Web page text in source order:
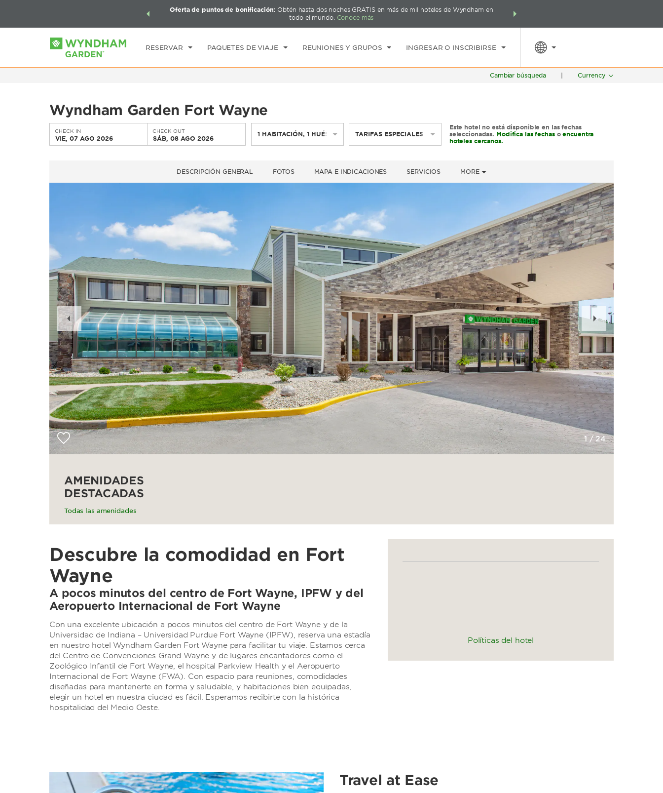
de viaje de Wyndham, además, gana puntos
Oferta de puntos de bonificación: Obtén hasta dos noches GRATIS en más de mil hoteles de Wyndham en
todo el mundo. Conoce más
Agrupa tu hotel, vuelos y mucho más con los
RESERVAR PAQUETES DE VIAJE REUNIONES Y GRUPOS INGRESAR O INSCRIBIRSE
CHECK IN CHECK OUT
SÁB, 08 AGO 2026
1 TARIFAS ESPECIALES
Cambiar búsqueda Currency
Wyndham Garden Fort Wayne
CHECK IN
VIE, 07 AGO 2026
CHECK OUT
SÁB, 08 AGO 2026
1 HABITACIÓN,1 HUÉSPED TARIFAS ESPECIALES
Este hotel no está disponible en las fechas
seleccionadas. Modifica las fechasoencuentra
hoteles cercanos.
DESCRIPCIÓN GENERAL FOTOS MAPA E INDICACIONES SERVICIOS MORE
1/24
Previous
Slide
Next
Slide
AMENIDADES
DESTACADAS
Todas las amenidades
Políticas del hotel
Descubre la comodidad en Fort
Wayne
A pocos minutos del centro de Fort Wayne, IPFW y del
Aeropuerto Internacional de Fort Wayne
Con una excelente ubicación a pocos minutos del centro de Fort Wayne y de la
Universidad de Indiana – Universidad Purdue Fort Wayne (IPFW), reserva una estadía
en nuestro hotel Wyndham Garden Fort Wayne para facilitar tu viaje. Estamos cerca
del Centro de Convenciones Grand Wayne y de lugares encantadores como el
Zoológico Infantil de Fort Wayne, el hospital Parkview Health y el Aeropuerto
Internacional de Fort Wayne (FWA). Con espacio para reuniones, comodidades
diseñadas para mantenerte en forma y saludable, y habitaciones bien equipadas,
elegir un hotel en nuestra ciudad es fácil. Esperamos recibirte con la histórica
hospitalidad del Medio Oeste.
Travel at Ease